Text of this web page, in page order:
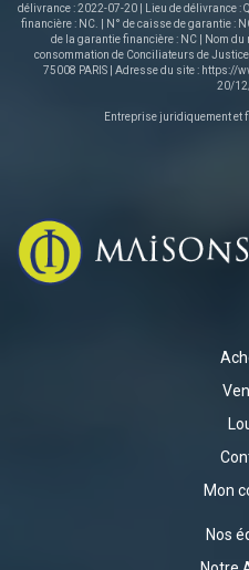
délivrance : 2022-07-20 | Lieu de délivrance :
financière : NC. | N° de caisse de garantie :
de la garantie financière : NC | Nom
consommation de Conciliateurs de
75008 PARIS | Adresse du site : https://
20/
Entreprise juridiquement et
Mon
Nos